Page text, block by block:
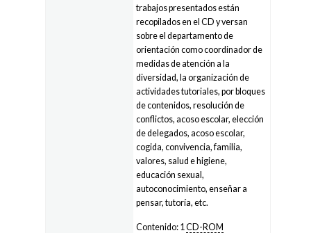
trabajos presentados están
recopilados en el CD y versan
sobre el departamento de
orientación como coordinador de
medidas de atención a la
diversidad, la organización de
actividades tutoriales, por bloques
de contenidos, resolución de
conflictos, acoso escolar, elección
de delegados, acoso escolar,
cogida, convivencia, familia,
valores, salud e higiene,
educación sexual,
autoconocimiento, enseñar a
pensar, tutoría, etc.
Contenido: 1CD-ROM